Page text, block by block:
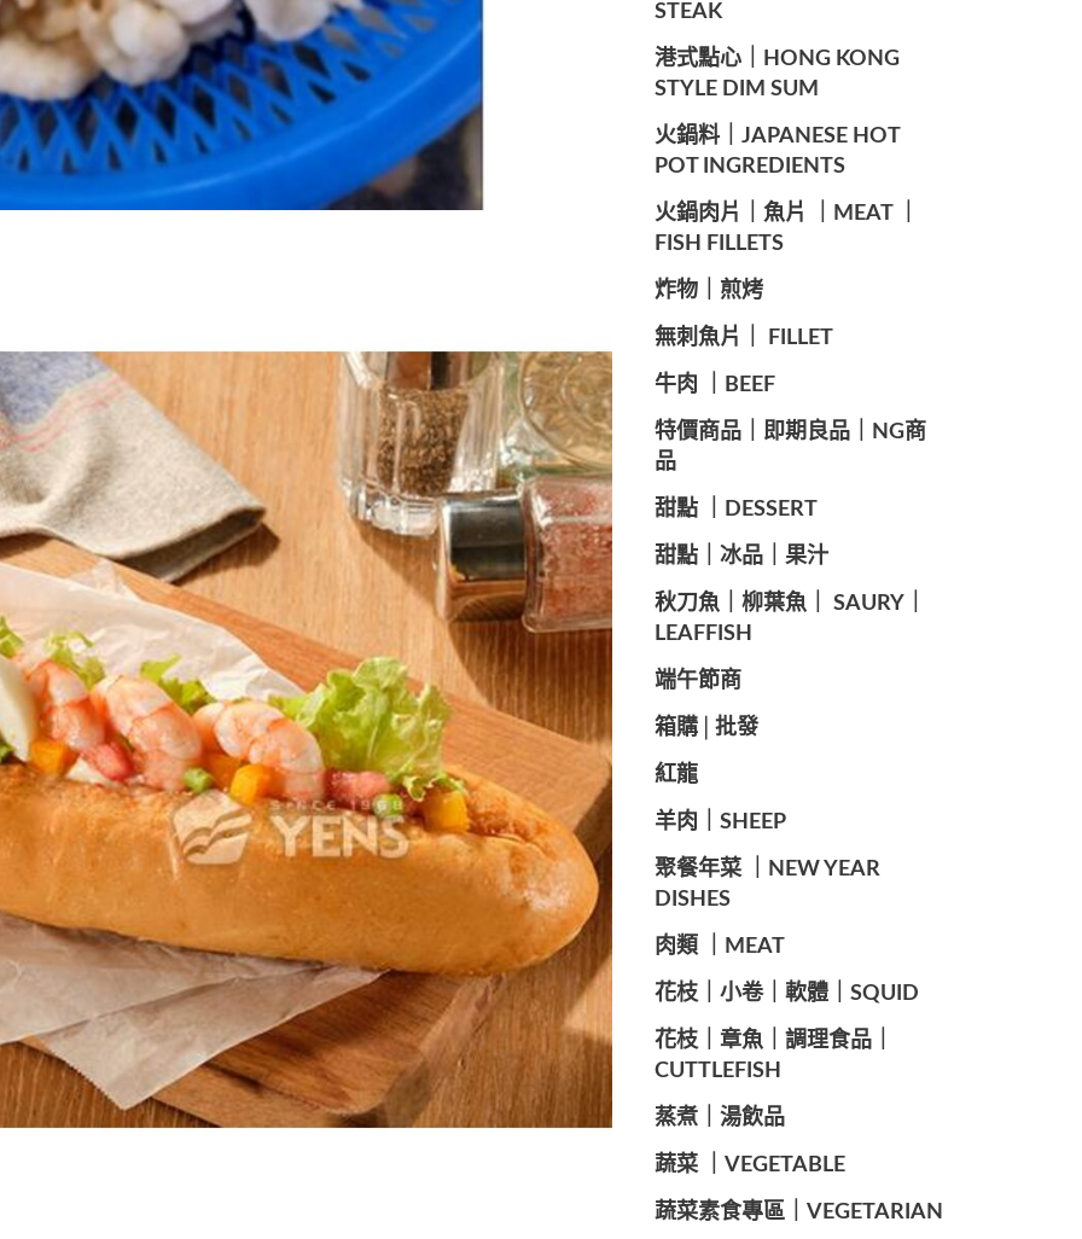
STEAK
️港式點心｜HONG KONG
STYLE DIM SUM
️火鍋料｜JAPANESE HOT
POT INGREDIENTS
️火鍋肉片｜魚片 ｜MEAT ｜
FISH FILLETS
️炸物｜煎烤
️無刺魚片｜ FILLET
牛肉 ｜BEEF
️特價商品｜即期良品｜NG商
品
甜點 ｜DESSERT
️甜點｜冰品｜果汁
️秋刀魚｜柳葉魚｜ SAURY｜
LEAFFISH
️端午節商️
️箱購│批發
紅龍
羊肉｜SHEEP
️聚餐年菜 ｜NEW YEAR
DISHES
肉類 ｜MEAT
️花枝｜小卷｜軟體｜SQUID
花枝｜章魚｜調理食品｜
CUTTLEFISH
️蒸煮｜湯飲品
蔬菜 ｜VEGETABLE
蔬菜素食專區｜VEGETARIAN